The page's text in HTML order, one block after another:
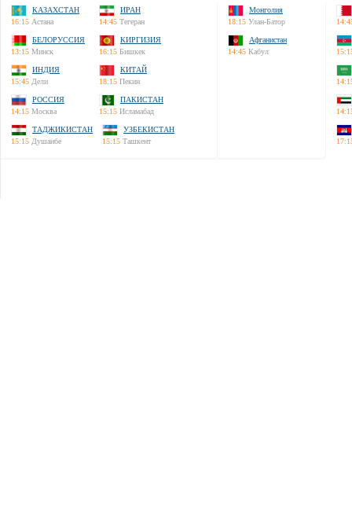
КАЗАХСТАН
16:15 Астана
ИРАН
14:45 Тегеран
БЕЛОРУССИЯ
13:15 Минск
КИРГИЗИЯ
16:15 Бишкек
ИНДИЯ
15:45 Дели
КИТАЙ
18:15 Пекин
РОССИЯ
14:15 Москва
ПАКИСТАН
15:15 Исламабад
ТАДЖИКИСТАН
15:15 Душанбе
УЗБЕКИСТАН
15:15 Ташкент
Монголия
18:15 Улан-Батор
Афганистан
14:45 Кабул